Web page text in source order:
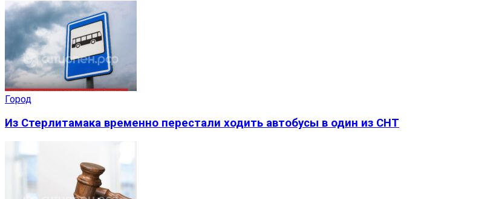
Город
Из Стерлитамака временно перестали ходить автобусы в один из СНТ